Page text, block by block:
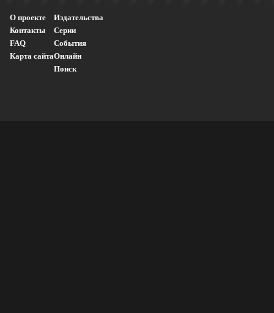
О проекте
Контакты
FAQ
Карта сайта
Издательства
Серии
События
Онлайн
Поиск